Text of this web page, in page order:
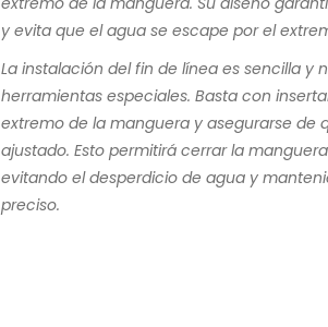
y evita que el agua se escape por el
La instalación del fin de línea es sencilla y
herramientas especiales. Basta con
extremo de la manguera y asegurarse de
ajustado. Esto permitirá cerrar la
evitando el desperdicio de agua y
preciso.